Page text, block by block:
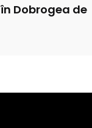
Dobrogea de